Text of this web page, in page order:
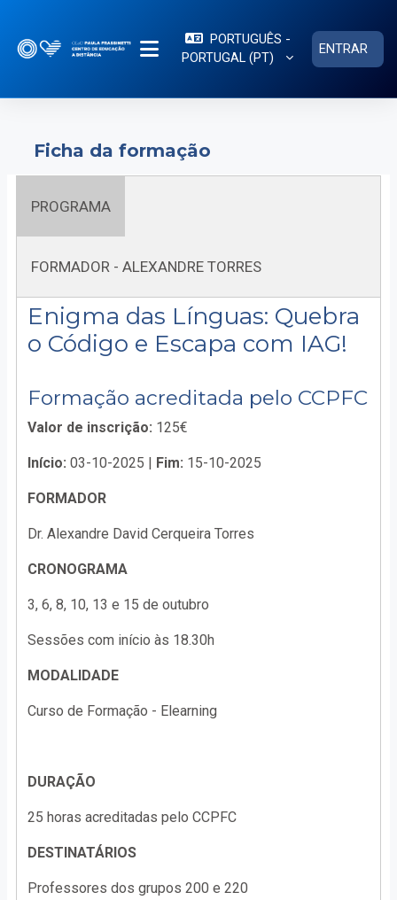
PAINEL LATERAL
PORTUGUÊS -
PORTUGAL ‎(PT)‎
ENTRAR
Ficha da formação
PROGRAMA
FORMADOR - ALEXANDRE TORRES
Enigma das Línguas: Quebra
o Código e Escapa com IAG!
Formação acreditada pelo CCPFC
Valor de inscrição: 125€
Início: 03-10-2025 | Fim: 15-10-2025
FORMADOR
Dr. Alexandre David Cerqueira Torres
CRONOGRAMA
3, 6, 8, 10, 13 e 15 de outubro
Sessões com início às 18.30h
MODALIDADE
Curso de Formação - Elearning
DURAÇÃO
25 horas acreditadas pelo CCPFC
DESTINATÁRIOS
Professores dos grupos 200 e 220